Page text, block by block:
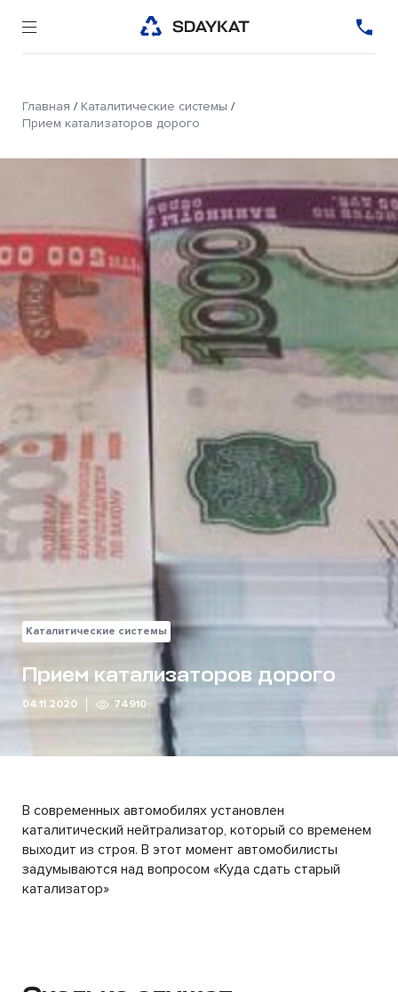
Главная / Каталитические системы /
Прием катализаторов дорого
Каталитические системы
Прием катализаторов дорого
04.11.2020 74910
В современных автомобилях установлен
каталитический нейтрализатор, который со временем
выходит из строя. В этот момент автомобилисты
задумываются над вопросом «Куда сдать старый
катализатор»